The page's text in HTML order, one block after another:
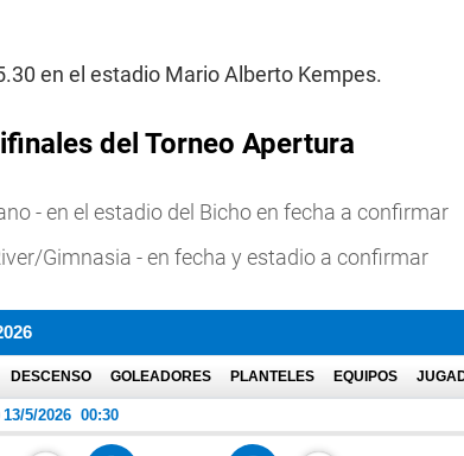
en el estadio Mario Alberto Kempes.
del Torneo Apertura
- en el estadio del Bicho en fecha a confirmar
Gimnasia - en fecha y estadio a confirmar